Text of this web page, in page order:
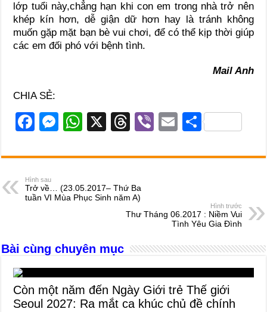
lớp tuổi này,chẳng hạn khi con em trong nhà trở nên
khép kín hơn, dễ giận dữ hơn hay là tránh không
muốn gặp mặt bạn bè vui chơi, để có thể kịp thời giúp
các em đối phó với bệnh tình.
Mail Anh
CHIA SẺ:
F
c
e
b
k
M
ss
n
W
at
A
X
T
e
d
s
Vi
er
E
ail
S
ar
Hình sau
Trở về… (23.05.2017– Thứ Ba
tuần VI Mùa Phục Sinh năm A)
Hình trước
Thư Tháng 06.2017 : Niềm Vui
Tình Yêu Gia Đình
Bài cùng chuyên mục
Còn một năm đến Ngày Giới trẻ Thế giới
Seoul 2027: Ra mắt ca khúc chủ đề chính